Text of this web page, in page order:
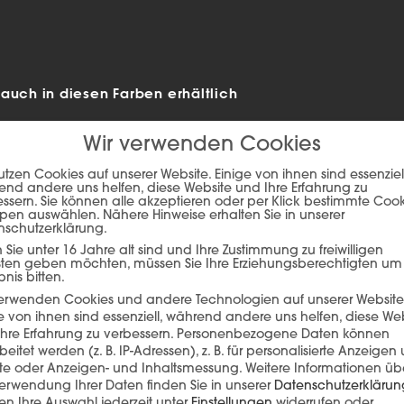
auch in diesen Farben erhältlich
auf den unteren Button, um den Inhalt von player.flipsnack.com
Inhalt laden
Wir verwenden Cookies
Cookies auf unserer Website. Einige von ihnen sind
andere uns helfen, diese Website und Ihre Erfahrung zu
Sie können alle akzeptieren oder per Klick bestimmte
auswählen. Nähere Hinweise erhalten Sie in unserer
Sie unter 16 Jahre alt sind und Ihre Zustimmung zu freiwilligen
geben möchten, müssen Sie Ihre Erziehungsberechtigten um
bitten.
Cookies und andere Technologien auf unserer
von ihnen sind essenziell, während andere uns helfen, diese
Erfahrung zu verbessern. Personenbezogene Daten können
werden (z. B. IP-Adressen), z. B. für personalisierte Anzeigen
oder Anzeigen- und Inhaltsmessung. Weitere Informationen
Ihrer Daten finden Sie in unserer